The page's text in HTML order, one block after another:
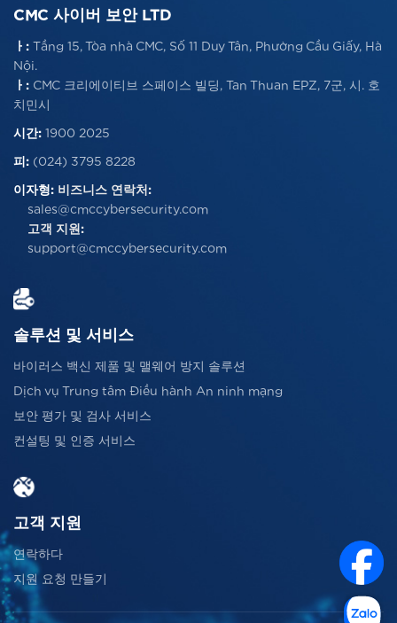
CMC 사이버 보안 LTD
ㅏ: Tầng 15, Tòa nhà CMC, Số 11 Duy Tân, Phường Cầu Giấy, Hà
Nội.
ㅏ: CMC 크리에이티브 스페이스 빌딩, Tan Thuan EPZ, 7군, 시. 호
치민시
시간: 1900 2025
피: (024) 3795 8228
이자형: 비즈니스 연락처:
sales@cmccybersecurity.com
고객 지원:
support@cmccybersecurity.com
솔루션 및 서비스
바이러스 백신 제품 및 맬웨어 방지 솔루션
Dịch vụ Trung tâm Điều hành An ninh mạng
보안 평가 및 검사 서비스
컨설팅 및 인증 서비스
고객 지원
연락하다
지원 요청 만들기